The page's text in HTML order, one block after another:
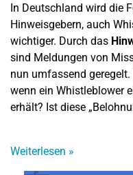
In Deutschland wird die
Hinweisgebern, auch
wichtiger. Durch das
sind Meldungen von
nun umfassend
wenn ein Whistleblower
erhält? Ist diese
Weiterlesen »